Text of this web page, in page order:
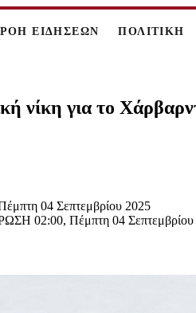
ΡΟΗ ΕΙΔΗΣΕΩΝ ΠΟΛΙΤΙΚΗ
νίκη για το
04 Σεπτεμβρίου 2025
02:00, Πέμπτη 04